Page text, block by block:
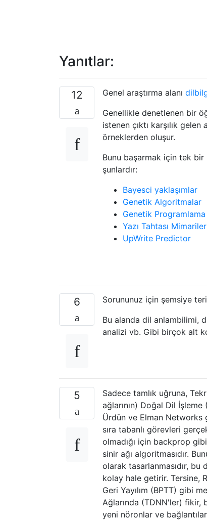
Yanıtlar:
12 Genel araştırma alanı
Genellikle denetlenen bir
istenen çıktı karşılık gelen
örneklerden oluşur.
Bunu başarmak için tek
şunlardır:
Bayesci yaklaşımlar
Genetik Algoritmalar
Genetik Programlama
Yazı Tahtası
UpWrite Predictor
6 Sorununuz için şemsiye
Bu alanda dil anlambilimi,
analizi vb. Gibi birçok alt
5
Sadece tamlık uğruna,
ağlarının) Doğal Dil İşleme
Ürdün ve Elman Networks
sıra tabanlı görevleri
olmadığı için backprop
sinir ağı algoritmasıdır.
olarak tasarlanmasıdır, bu
kolay hale getirir. Tersine,
Geri Yayılım (BPTT) gibi
Ağlarında (TDNN'ler)
yeni nöronlar ve